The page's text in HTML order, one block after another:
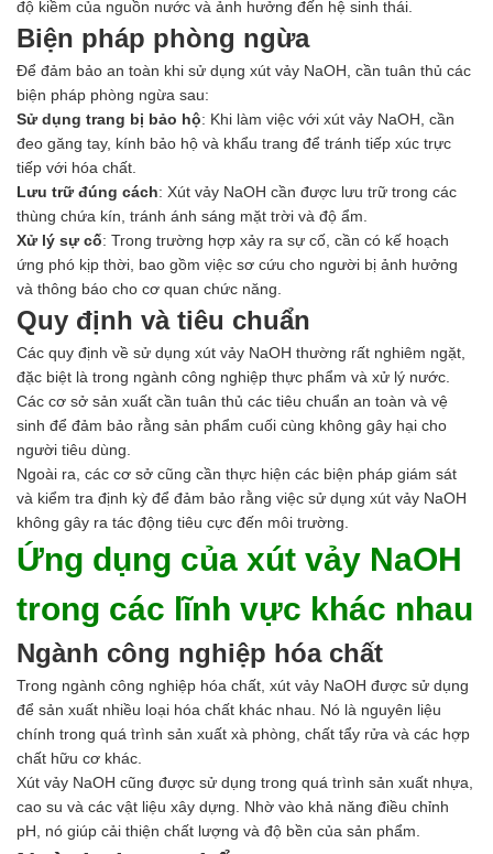
độ kiềm của nguồn nước và ảnh hưởng đến hệ sinh thái.
Biện pháp phòng ngừa
Để đảm bảo an toàn khi sử dụng xút vảy NaOH, cần tuân thủ các
biện pháp phòng ngừa sau:
Sử dụng trang bị bảo hộ: Khi làm việc với xút vảy NaOH, cần
đeo găng tay, kính bảo hộ và khẩu trang để tránh tiếp xúc trực
tiếp với hóa chất.
Lưu trữ đúng cách: Xút vảy NaOH cần được lưu trữ trong các
thùng chứa kín, tránh ánh sáng mặt trời và độ ẩm.
Xử lý sự cố: Trong trường hợp xảy ra sự cố, cần có kế hoạch
ứng phó kịp thời, bao gồm việc sơ cứu cho người bị ảnh hưởng
và thông báo cho cơ quan chức năng.
Quy định và tiêu chuẩn
Các quy định về sử dụng xút vảy NaOH thường rất nghiêm ngặt,
đặc biệt là trong ngành công nghiệp thực phẩm và xử lý nước.
Các cơ sở sản xuất cần tuân thủ các tiêu chuẩn an toàn và vệ
sinh để đảm bảo rằng sản phẩm cuối cùng không gây hại cho
người tiêu dùng.
Ngoài ra, các cơ sở cũng cần thực hiện các biện pháp giám sát
và kiểm tra định kỳ để đảm bảo rằng việc sử dụng xút vảy NaOH
không gây ra tác động tiêu cực đến môi trường.
Ứng dụng của xút vảy NaOH
trong các lĩnh vực khác nhau
Ngành công nghiệp hóa chất
Trong ngành công nghiệp hóa chất, xút vảy NaOH được sử dụng
để sản xuất nhiều loại hóa chất khác nhau. Nó là nguyên liệu
chính trong quá trình sản xuất xà phòng, chất tẩy rửa và các hợp
chất hữu cơ khác.
Xút vảy NaOH cũng được sử dụng trong quá trình sản xuất nhựa,
cao su và các vật liệu xây dựng. Nhờ vào khả năng điều chỉnh
pH, nó giúp cải thiện chất lượng và độ bền của sản phẩm.